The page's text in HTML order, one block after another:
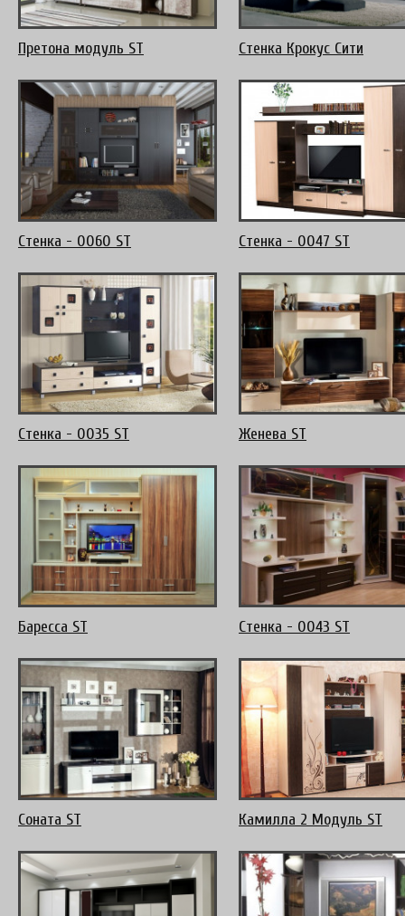
Претона модуль ST Стенка Крокус Сити
Стенка - 0060 ST Стенка - 0047 ST
Стенка - 0035 ST Женева ST
Баресса ST Стенка - 0043 ST
Соната ST Камилла 2 Модуль ST